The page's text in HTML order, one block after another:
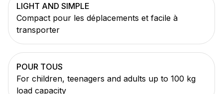
LIGHT AND SIMPLE
Compact pour les déplacements et facile à
transporter
POUR TOUS
For children, teenagers and adults up to 100 kg
load capacity